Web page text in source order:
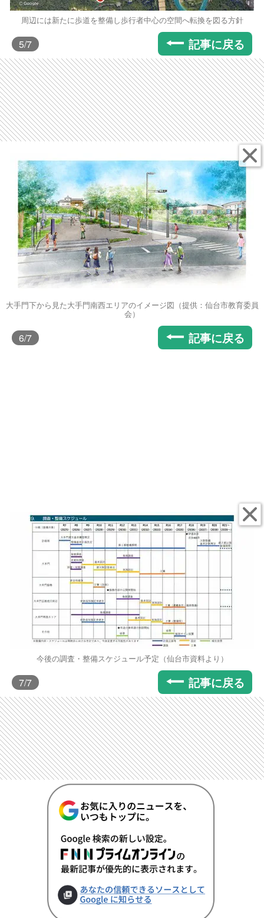
周辺には新たに歩道を整備し歩行者中心の空間へ転換を図る方針
5/7 記事に戻る
大手門下から見た大手門南西エリアのイメージ図（提供：仙台市教育委員
会）
6/7 記事に戻る
今後の調査・整備スケジュール予定（仙台市資料より）
7/7 記事に戻る